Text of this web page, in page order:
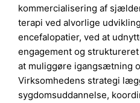
kommercialisering af
terapi ved alvorlige
encefalopatier, ved at
engagement og
at muliggøre igangsætning
Virksomhedens strategi
sygdomsuddannelse,